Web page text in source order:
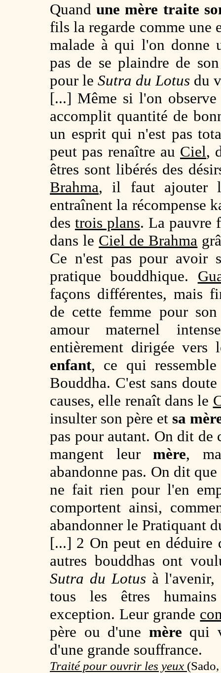
Quandune mère traite
fils la regarde comme une
malade à qui l'on donne
pas de se plaindre de
pour le Sutra du Lotus du
[...] Même si l'on
accomplit quantité de
un esprit qui n'est pas
peut pas renaître au Ciel,
êtres sont libérés des
Brahma, il faut ajouter
entraînent la récompense
des trois plans. La pauvre
dans le Ciel de Brahma
Ce n'est pas pour avoir
pratique bouddhique.
façons différentes, mais
de cette femme pour
amour maternel
entièrement dirigée
enfant, ce qui
Bouddha. C'est sans
causes, elle renaît dans le
insulter son père et sa
pas pour autant. On dit de
mangent leur mère,
abandonne pas. On dit
ne fait rien pour l'en
comportent ainsi,
abandonner le Pratiquant
[...] 2 On peut en déduire
autres bouddhas ont
Sutra du Lotus à l'avenir,
tous les êtres
exception. Leur grande
père ou d'une mère qui
d'une grande souffrance.
Traité pour ouvrir les yeux (